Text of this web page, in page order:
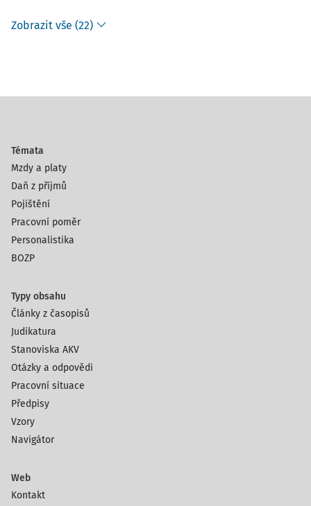
Zobrazit vše (22)
Témata
Mzdy a platy
Daň z příjmů
Pojištění
Pracovní poměr
Personalistika
BOZP
Typy obsahu
Články z časopisů
Judikatura
Stanoviska AKV
Otázky a odpovědi
Pracovní situace
Předpisy
Vzory
Navigátor
Web
Kontakt